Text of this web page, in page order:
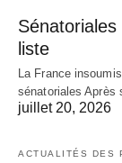
liste
La France
sénatoriales Après
juillet 20, 2026
ACTUALITÉS DES